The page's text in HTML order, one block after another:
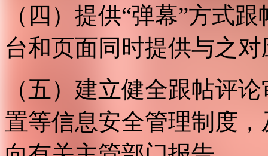
（四）提供“弹幕”方式
台和页面同时提供与之
（五）建立健全跟帖评
置等信息安全管理制度